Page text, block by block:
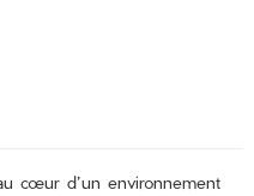
cœur d’un environnement